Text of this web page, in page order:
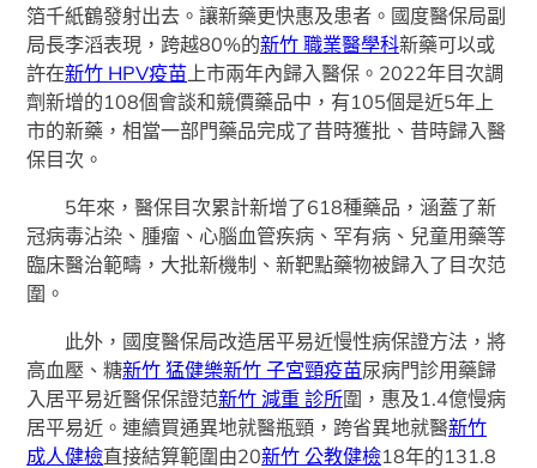
箔千紙鶴發射出去。讓新藥更快惠及患者。國度醫保局副
局長李滔表現，跨越80%的新竹 職業醫學科新藥可以或
許在新竹 HPV疫苗 上市兩年內歸入醫保。2022年目次調
劑新增的108個會談和競價藥品中，有105個是近5年上
市的新藥，相當一部門藥品完成了昔時獲批、昔時歸入醫
保目次。
5年來，醫保目次累計新增了618種藥品，涵蓋了新
冠病毒沾染、腫瘤、心腦血管疾病、罕有病、兒童用藥等
臨床醫治範疇，大批新機制、新靶點藥物被歸入了目次范
圍。
此外，國度醫保局改造居平易近慢性病保證方法，將
高血壓、糖新竹 猛健樂新竹 子宮頸疫苗尿病門診用藥歸
入居平易近醫保保證范新竹 減重 診所圍，惠及1.4億慢病
居平易近。連續買通異地就醫瓶頸，跨省異地就醫新竹
成人健檢直接結算範圍由20新竹 公教健檢18年的131.8